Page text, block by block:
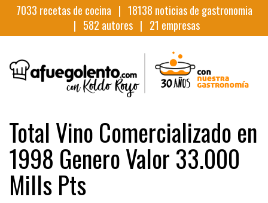
7033 recetas de cocina | 18138 noticias de gastronomia
| 582 autores | 21 empresas
Total Vino Comercializado en
1998 Genero Valor 33.000
Mills Pts